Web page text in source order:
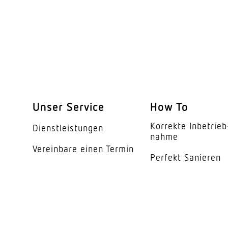
Ausstrahlungswinkel
Entblendungswert
Unser Service
Dienst­leis­tungen
Vereinbare einen Termin
How To
Korrekte
nahme
Perfekt Sanieren